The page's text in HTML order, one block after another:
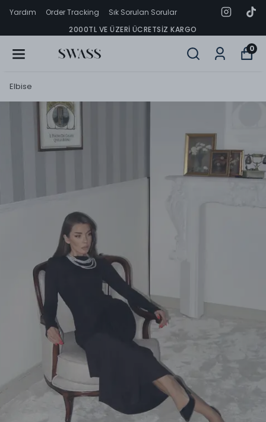
Yardım Order Tracking
Sık Sorulan Sorular
2000TL VE ÜZERI ÜCRETSIZ KARGO
0
Elbise